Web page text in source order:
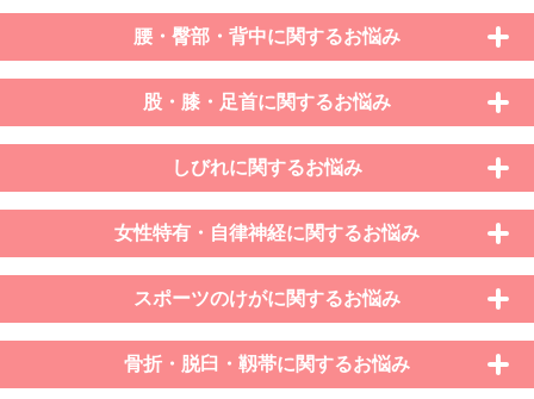
腰・臀部・背中に関するお悩み
股・膝・足首に関するお悩み
しびれに関するお悩み
女性特有・自律神経に関するお悩み
スポーツのけがに関するお悩み
骨折・脱臼・靱帯に関するお悩み